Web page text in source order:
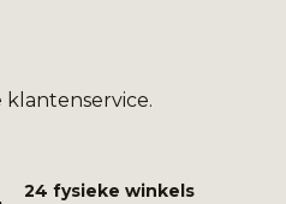
24 fysieke winkels